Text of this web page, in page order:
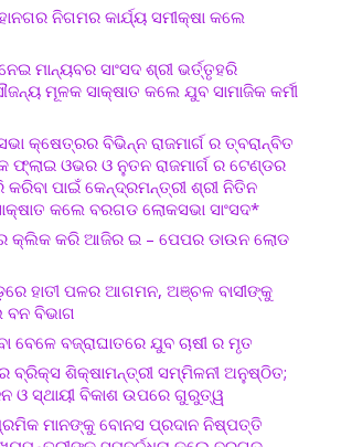
ନିଗମର କାର୍ଯ୍ୟ ସମୀକ୍ଷା କଲେ
ମାନ୍ୟବର ସାଂସଦ ଶ୍ରୀ ଭର୍ତ୍ତୃହରି
ମୂଳକ ସାକ୍ଷାତ କଲେ ଯୁବ ସାମାଜିକ କର୍ମୀ
କ୍ଷେତ୍ରର ବିଭିନ୍ନ ରାଜମାର୍ଗ ର ତ୍ବରାନ୍ବିତ
ଫ୍ଲାଇ ଓଭର ଓ ନୁତନ ରାଜମାର୍ଗ ର ଟେଣ୍ଡର
କରିବା ପାଇଁ କେନ୍ଦ୍ରମନ୍ତ୍ରୀ ଶ୍ରୀ ନିତିନ
କଲେ ବରଗଡ ଲୋକସଭା ସାଂସଦ*
କ୍ଲିକ କରି ଆଜିର ଇ – ପେପର ଡାଉନ ଲୋଡ
ହାତୀ ପଳର ଆଗମନ, ଅଞ୍ଚଳ ବାସୀଙ୍କୁ
ବିଭାଗ
ବେଳେ ବଜ୍ରାଘାତରେ ଯୁବ ଚାଷୀ ର ମୃତ
ବ୍ରିକ୍ସ ଶିକ୍ଷାମନ୍ତ୍ରୀ ସମ୍ମିଳନୀ ଅନୁଷ୍ଠିତ;
ଓ ସ୍ଥାୟୀ ବିକାଶ ଉପରେ ଗୁରୁତ୍ୱ
ମାନଙ୍କୁ ବୋନସ ପ୍ରଦାନ ନିଷ୍ପତ୍ତି